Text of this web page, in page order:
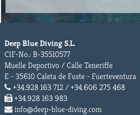
Deep Blue Diving S.L.
CIF-No.: B-35510577
Muelle Deportivo / Calle Teneriffe
E - 35610 Caleta de Fuste - Fuerteventura
+34.928 163 712 / +34.606 275 468
+34.928 163 983
info@deep-blue-diving.com